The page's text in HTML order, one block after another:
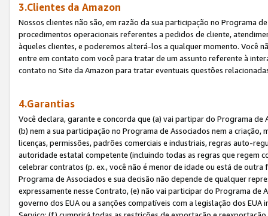
3.Clientes da Amazon
Nossos clientes não são, em razão da sua participação no Programa
procedimentos operacionais referentes a pedidos de cliente,
àqueles clientes, e poderemos alterá-los a qualquer momento. Você
entre em contato com você para tratar de um assunto referente à
contato no Site da Amazon para tratar eventuais questões
4.Garantias
Você declara, garante e concorda que (a) vai partipar do Programa
(b) nem a sua participação no Programa de Associados nem a
licenças, permissões, padrões comerciais e industriais, regras auto-
autoridade estatal competente (incluindo todas as regras que regem
celebrar contratos (p. ex., você não é menor de idade ou está de
Programa de Associados e sua decisão não depende de qualquer
expressamente nesse Contrato, (e) não vai participar do Programa
governo dos EUA ou a sanções compatíveis com a legislação dos